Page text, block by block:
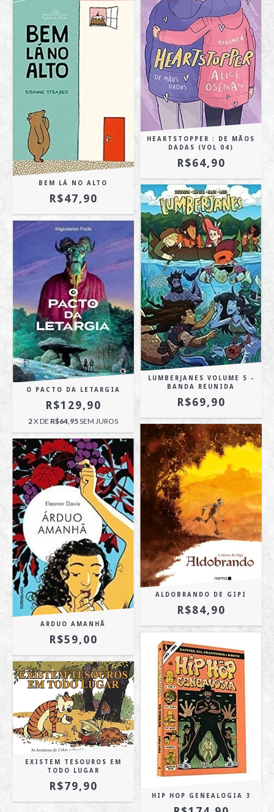
BEM LÁ NO ALTO
R$47,90
HEARTSTOPPER : DE MÃOS
DADAS (VOL 04)
R$64,90
O PACTO DA LETARGIA
R$129,90
2X DE R$64,95SEM JUROS
LUMBERJANES VOLUME 5 -
BANDA REUNIDA
R$69,90
ARDUO AMANHÃ
R$59,00
ALDOBRANDO DE GIPI
R$84,90
EXISTEM TESOUROS EM
TODO LUGAR
R$79,90
HIP HOP GENEALOGIA 3